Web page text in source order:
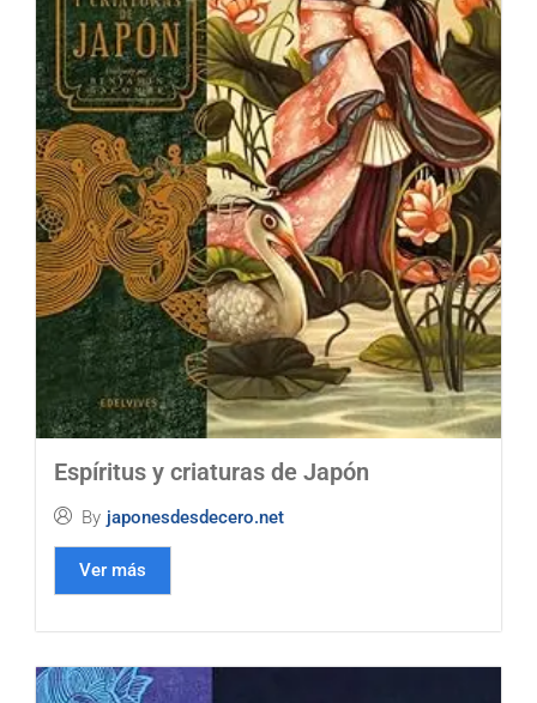
Espíritus y criaturas de Japón
By japonesdesdecero.net
Ver más